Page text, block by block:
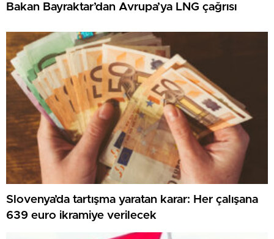
Bakan Bayraktar’dan Avrupa’ya LNG çağrısı
Slovenya’da tartışma yaratan karar: Her çalışana
639 euro ikramiye verilecek